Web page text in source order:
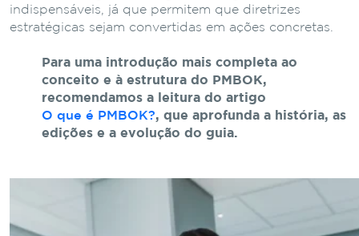
indispensáveis, já que permitem que diretrizes
estratégicas sejam convertidas em ações concretas.
Para uma introdução mais completa ao
conceito e à estrutura do PMBOK,
recomendamos a leitura do artigo
O que é PMBOK?, que aprofunda a história, as
edições e a evolução do guia.